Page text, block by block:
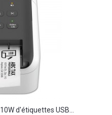
d'étiquettes USB...